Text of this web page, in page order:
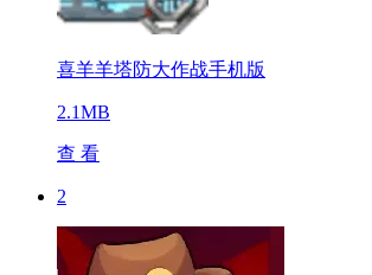
喜羊羊塔防大作战手机版
2.1MB
查 看
2